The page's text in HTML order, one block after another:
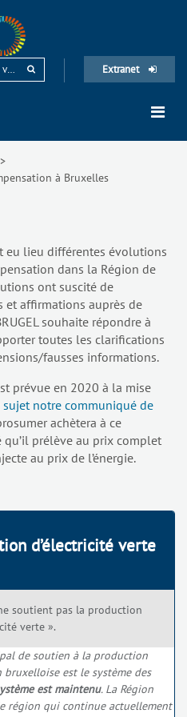
Extranet
>
à Bruxelles
eu lieu différentes évolutions
dans la Région de
ont suscité de
et affirmations auprès de
souhaite répondre à
toutes les clarifications
fausses informations.
prévue en 2020 à la mise
sujet notre communiqué de
achètera à ce
prélève au prix complet
au prix de l’énergie.
d’électricité verte
soutient pas la production
verte ».
de soutien à la production
bruxelloise est le système des
est maintenu. La Région
région qui continue actuellement